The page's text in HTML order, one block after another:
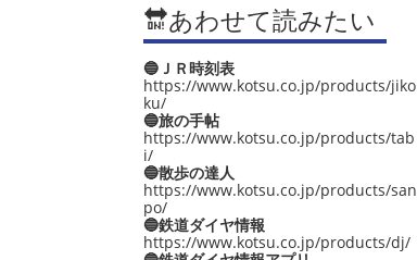
🔛あわせて読みたい
🔵ＪＲ時刻表
https://www.kotsu.co.jp/products/jiko
ku/
🔵旅の手帖
https://www.kotsu.co.jp/products/tab
i/
🔵散歩の達人
https://www.kotsu.co.jp/products/san
po/
🔵鉄道ダイヤ情報
https://www.kotsu.co.jp/products/dj/